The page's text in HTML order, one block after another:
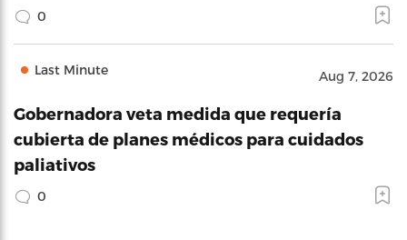
0
Last Minute Aug 7, 2026
Gobernadora veta medida que requería
cubierta de planes médicos para cuidados
paliativos
0